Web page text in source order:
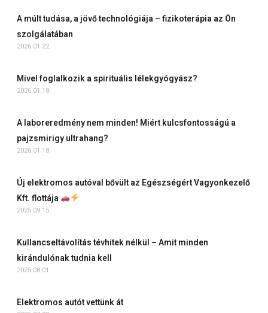
A múlt tudása, a jövő technológiája – fizikoterápia az Ön
szolgálatában
2026.01.22.
Mivel foglalkozik a spirituális lélekgyógyász?
2026.01.18.
A laboreredmény nem minden! Miért kulcsfontosságú a
pajzsmirigy ultrahang?
2026.01.18.
Új elektromos autóval bővült az Egészségért Vagyonkezelő
Kft. flottája
2025.09.15.
Kullancseltávolítás tévhitek nélkül – Amit minden
kirándulónak tudnia kell
2025.08.01.
Elektromos autót vettünk át